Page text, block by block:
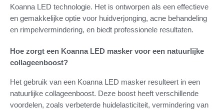
Koanna LED technologie. Het is ontworpen als een effectieve
en gemakkelijke optie voor huidverjonging, acne behandeling
en rimpelvermindering, en biedt professionele resultaten.
Hoe zorgt een Koanna LED masker voor een natuurlijke
collageenboost?
Het gebruik van een Koanna LED masker resulteert in een
natuurlijke collageenboost. Deze boost heeft verschillende
voordelen, zoals verbeterde huidelasticiteit, vermindering van